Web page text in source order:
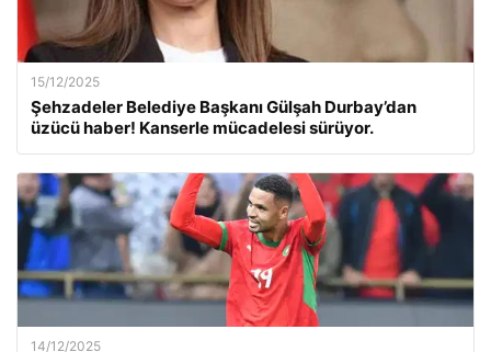
15/12/2025
Şehzadeler Belediye Başkanı Gülşah Durbay’dan
üzücü haber! Kanserle mücadelesi sürüyor.
14/12/2025